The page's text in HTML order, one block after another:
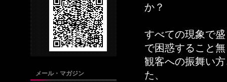
メール・マガジン
か？
すべての現象で
で困惑すること
観客への振舞い
た、